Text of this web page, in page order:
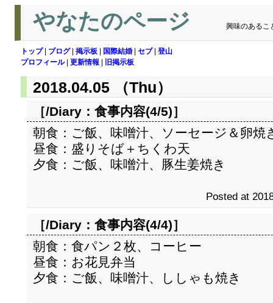
やなたのページ 興味のあるこ
トップ| ブログ| 掲示板 国際結婚 セブ| 登山
プロフィール| 更新情報 旧掲示板
2018.04.05 （Thu）
［/Diary： 食事内容(4/5)］
朝食：ご飯、味噌汁、ソーセージ＆卵焼
昼食：盛りそば＋ちくわ天
夕食：ご飯、味噌汁、豚生姜焼き
Posted at
［/Diary： 食事内容(4/4)］
朝食：食パン２枚、コーヒー
昼食：お花見弁当
夕食：ご飯、味噌汁、ししゃも焼き